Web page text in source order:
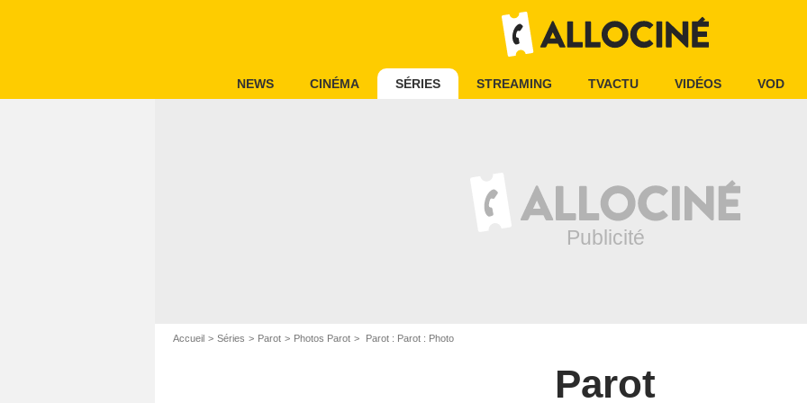
NEWS CINÉMA SÉRIES STREAMING TVACTU VIDÉOS VOD
Accueil Séries Parot Photos Parot Parot : Parot : Photo
Parot